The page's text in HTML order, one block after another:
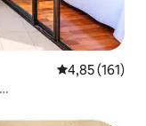
4,85 de uma
4,85 (161)